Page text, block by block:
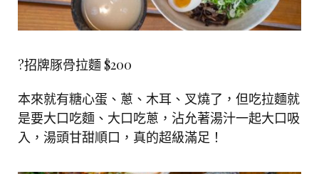
?招牌豚骨拉麵 $200
本來就有糖心蛋、蔥、木耳、叉燒了，但吃拉麵就
是要大口吃麵、大口吃蔥，沾允著湯汁一起大口吸
入，湯頭甘甜順口，真的超級滿足！